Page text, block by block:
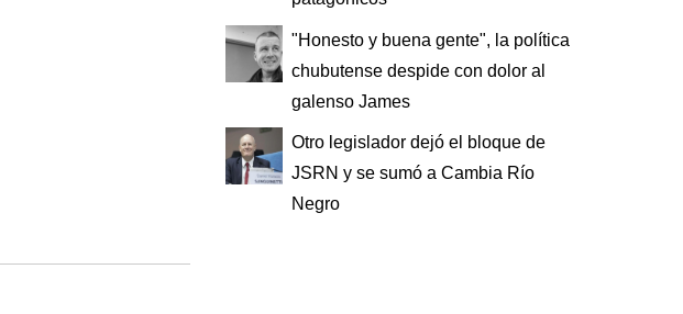
"Honesto y buena gente", la política
chubutense despide con dolor al
galenso James
Otro legislador dejó el bloque de
JSRN y se sumó a Cambia Río
Negro